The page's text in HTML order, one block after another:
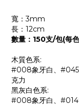
寬：3mm
長：12cm
數量：150支/包(每
木質色系:
#008象牙白、
克力
黑灰白色系:
#008象牙白、